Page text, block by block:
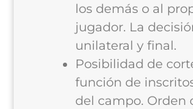
los demás o al
jugador. La
unilateral y final.
Posibilidad de
función de
del campo. Orden